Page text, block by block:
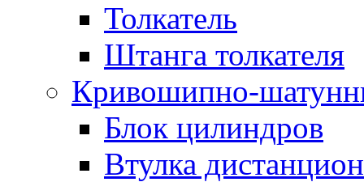
Толкатель
Штанга толкателя
Кривошипно-
Блок цилиндров
Втулка